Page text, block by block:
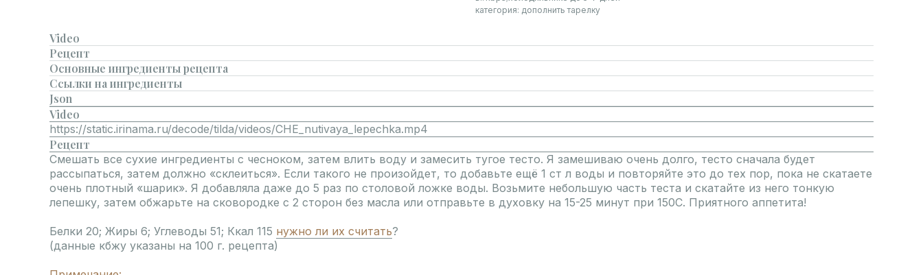
категория: дополнить тарелку
Video
Рецепт
Основные ингредиенты рецепта
Ссылки на ингредиенты
Json
Video
https://static.irinama.ru/decode/tilda/videos/CHE_nutivaya_lepechka.mp4
Рецепт
Смешать все сухие ингредиенты с чесноком, затем влить воду и замесить тугое тесто. Я замешиваю очень долго, тесто сначала будет
рассыпаться, затем должно «склеиться». Если такого не произойдет, то добавьте ещё 1 ст л воды и повторяйте это до тех пор, пока не скатаете
очень плотный «шарик». Я добавляла даже до 5 раз по столовой ложке воды. Возьмите небольшую часть теста и скатайте из него тонкую
лепешку, затем обжарьте на сковородке с 2 сторон без масла или отправьте в духовку на 15-25 минут при 150С. Приятного аппетита!
Белки 20; Жиры 6; Углеводы 51; Ккал 115 нужно ли их считать?
(данные кбжу указаны на 100 г. рецепта)